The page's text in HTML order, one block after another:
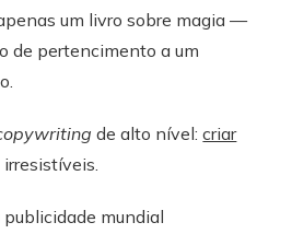
um livro sobre magia —
de pertencimento a um
de alto nível:criar
mundial